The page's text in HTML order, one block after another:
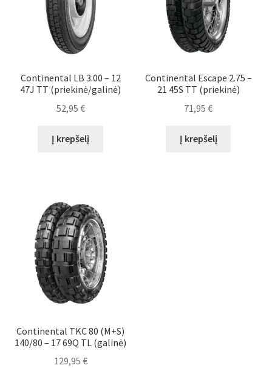
Continental LB 3.00 – 12
47J TT (priekinė/galinė)
52,95 €
Į krepšelį
Continental Escape 2.75 –
21 45S TT (priekinė)
71,95€
Į krepšelį
Continental TKC 80 (M+S)
140/80 – 17 69Q TL (galinė)
129,95 €